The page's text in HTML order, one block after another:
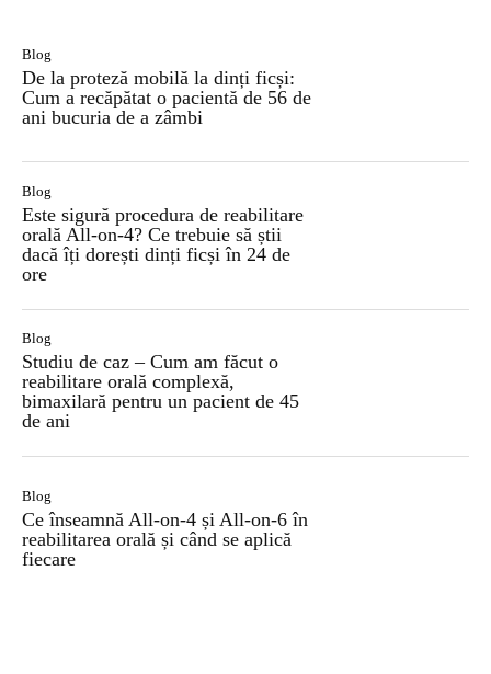
Blog
De la proteză mobilă la dinți ficși:
Cum a recăpătat o pacientă de 56 de
ani bucuria de a zâmbi
Blog
Este sigură procedura de reabilitare
orală All-on-4? Ce trebuie să știi
dacă îți dorești dinți ficși în 24 de
ore
Blog
Studiu de caz – Cum am făcut o
reabilitare orală complexă,
bimaxilară pentru un pacient de 45
de ani
Blog
Ce înseamnă All-on-4 și All-on-6 în
reabilitarea orală și când se aplică
fiecare